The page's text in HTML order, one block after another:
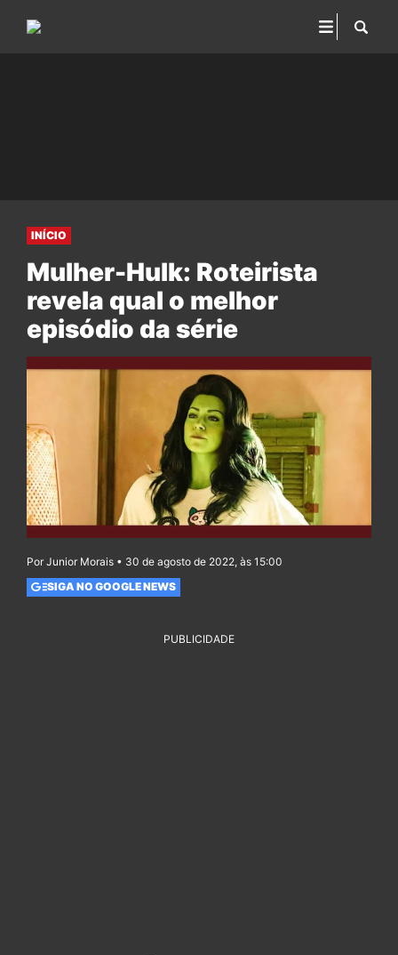
INÍCIO
Mulher-Hulk: Roteirista
revela qual o melhor
episódio da série
Por Junior Morais • 30 de agosto de 2022, às 15:00
SIGA NO GOOGLE NEWS
PUBLICIDADE